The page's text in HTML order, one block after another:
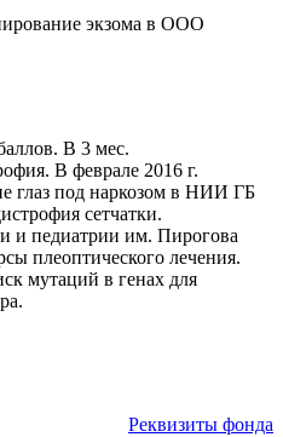
экзома в ООО
В 3 мес.
В феврале 2016 г.
глаз под наркозом в НИИ ГБ
сетчатки.
и педиатрии им. Пирогова
плеоптического лечения.
мутаций в генах для
Реквизиты фонда